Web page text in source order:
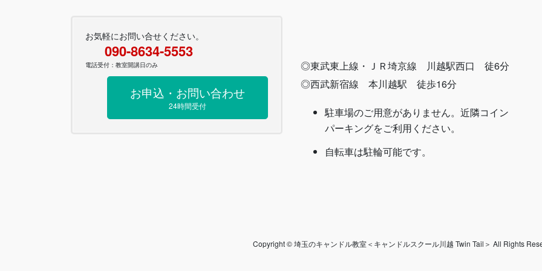
お気軽にお問い合せください。
090-8634-5553
電話受付：教室開講日のみ
お申込・お問い合わせ
24時間受付
◎東武東上線・ＪＲ埼京線 川越駅西口 徒6分
◎西武新宿線 本川越駅 徒歩16分
駐車場のご用意がありません。近隣コイン
パーキングをご利用ください。
自転車は駐輪可能です。
Copyright © 埼玉のキャンドル教室＜キャンドルスクール川越 Twin Tail＞ All Rights